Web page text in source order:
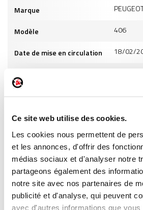
Ce site web utilise des cookies.
Les cookies nous permettent de
et les annonces, d'offrir des
médias sociaux et d'analyser notre
partageons également des
notre site avec nos partenaires de
publicité et d'analyse, qui peuvent
avec d'autres informations que
produits
Marque
Modèle 406
Date de mise en circulation 18/02/
Puissance
Carburant GO
INFORMATIONS PRODUITS